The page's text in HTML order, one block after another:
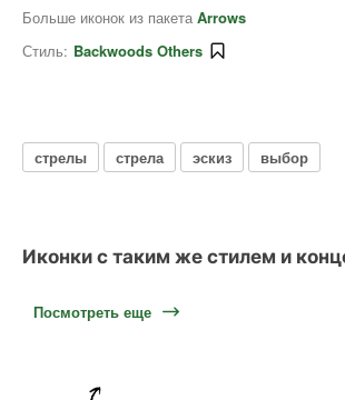
Больше иконок из пакета Arrows
Стиль: Backwoods Others
стрелы стрела эскиз выбор
Иконки с таким же стилем и
Посмотреть еще